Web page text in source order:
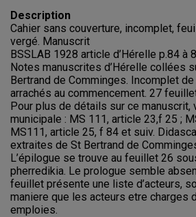
Description
Cahier sans couverture, incomplet,
vergé. Manuscrit
BSSLAB 1928 article d’Hérelle p.84 à
Notes manuscrites d’Hérelle collées
Bertrand de Comminges. Incomplet
arrachés au commencement. 27
Pour plus de détails sur ce manuscrit,
municipale : MS 111, article 23,f 25 ;
MS111, article 25, f 84 et suiv.
extraites de St Bertrand de
L’épilogue se trouve au feuillet 26
pherredikia. Le prologue semble
feuillet présente une liste d’acteurs,
maniere que les acteurs etre charges
emploies.